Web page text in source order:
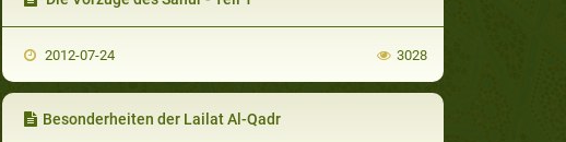
2012-07-24 3028
Besonderheiten der Lailat Al-Qadr